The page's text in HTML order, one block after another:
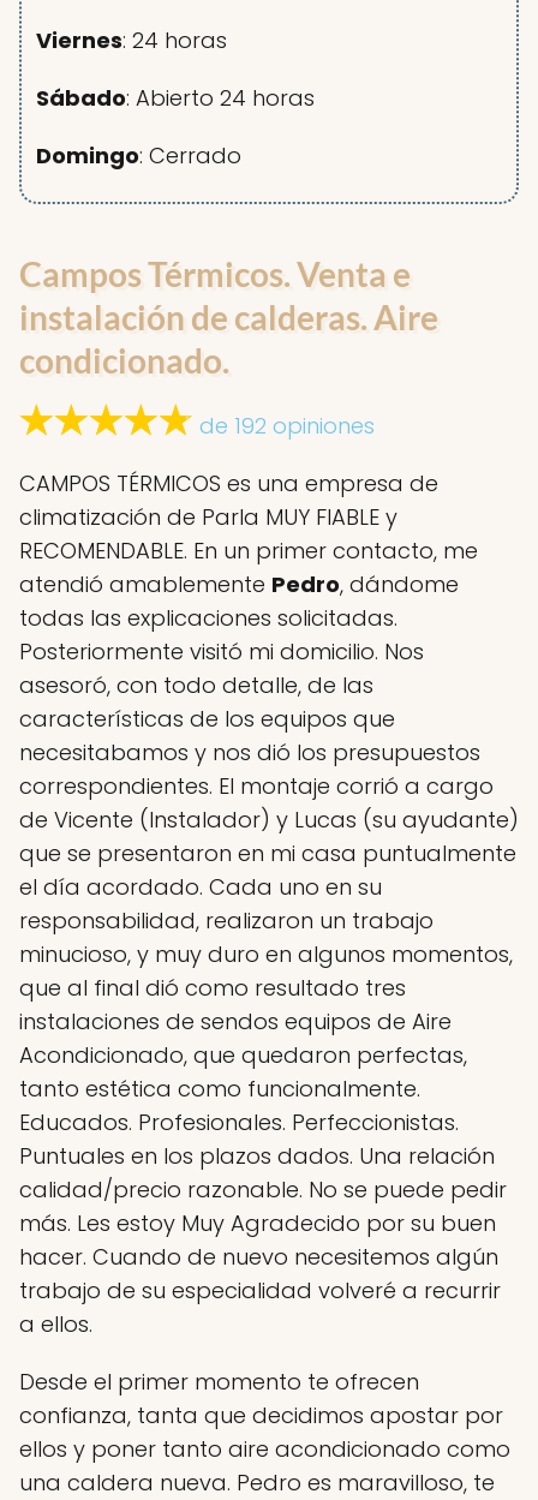
Viernes: 24 horas
Sábado: Abierto 24 horas
Domingo: Cerrado
Campos Térmicos. Venta e
instalación de calderas. Aire
condicionado.
de 192 opiniones
CAMPOS TÉRMICOS es una empresa de
climatización de Parla MUY FIABLE y
RECOMENDABLE. En un primer contacto, me
atendió amablemente Pedro, dándome
todas las explicaciones solicitadas.
Posteriormente visitó mi domicilio. Nos
asesoró, con todo detalle, de las
características de los equipos que
necesitabamos y nos dió los presupuestos
correspondientes. El montaje corrió a cargo
de Vicente (Instalador) y Lucas (su ayudante)
que se presentaron en mi casa puntualmente
el día acordado. Cada uno en su
responsabilidad, realizaron un trabajo
minucioso, y muy duro en algunos momentos,
que al final dió como resultado tres
instalaciones de sendos equipos de Aire
Acondicionado, que quedaron perfectas,
tanto estética como funcionalmente.
Educados. Profesionales. Perfeccionistas.
Puntuales en los plazos dados. Una relación
calidad/precio razonable. No se puede pedir
más. Les estoy Muy Agradecido por su buen
hacer. Cuando de nuevo necesitemos algún
trabajo de su especialidad volveré a recurrir
a ellos.
Desde el primer momento te ofrecen
confianza, tanta que decidimos apostar por
ellos y poner tanto aire acondicionado como
una caldera nueva. Pedro es maravilloso, te